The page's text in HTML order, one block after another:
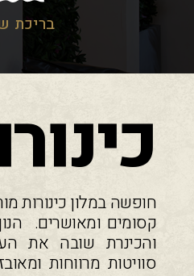
בריכת
חופשה במלון כינורות
קסומים ומאושרים.
והכינרת שובה את
סוויטות מרווחות